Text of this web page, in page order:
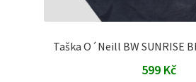
Taška O´Neill BW SUNRISE
599 Kč